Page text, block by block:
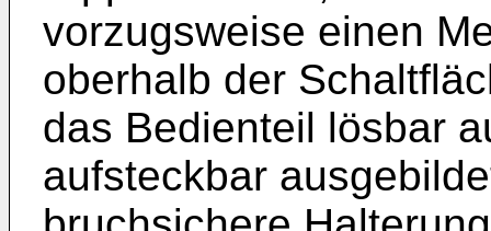
vorzugsweise einen
oberhalb der
das Bedienteil lösbar
aufsteckbar